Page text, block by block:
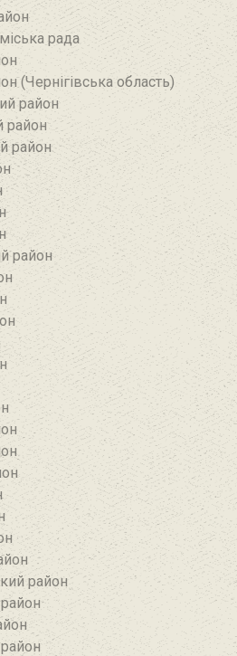
рада
(Чернігівська область)
район
район
район
район
район‎